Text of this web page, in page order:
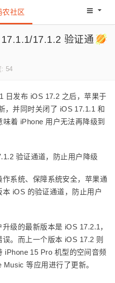
农社区 码农网
17.1.2 验证通
: 54
日发布 iOS 17.2 之后，苹果于
，并同时关闭了 iOS 17.1.1 和
味着 iPhone 用户无法再降级到
系统、保障系统安全， 苹果通
iOS 的验证通道，防止用户
级的最新版本是 iOS 17.2.1，
。而上一个版本 iOS 17.2 则
iPhone 15 Pro 机型的空间音频
等应用进行了更新。